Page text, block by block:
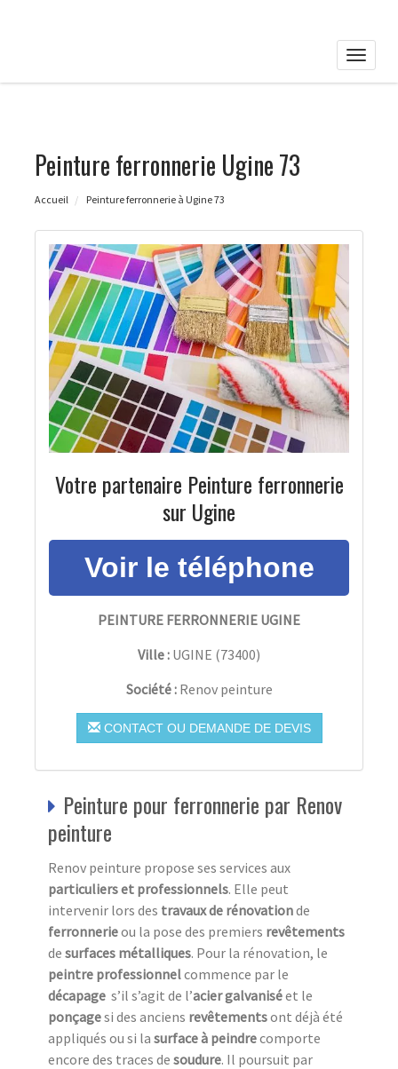
Toggle
Peinture ferronnerie Ugine 73
Accueil Peinture ferronnerie à Ugine 73
Votre partenaire Peinture ferronnerie
sur Ugine
PEINTURE FERRONNERIE UGINE
Ville : UGINE (73400)
Société : Renov peinture
CONTACT OU DEMANDE DE DEVIS
Peinture pour ferronnerie par Renov
peinture
Renov peinture propose ses services aux
particuliers et professionnels. Elle peut
intervenir lors des travaux de rénovationde
ferronnerieou la pose des premiers revêtements
de surfaces métalliques. Pour la rénovation, le
peintre professionnelcommence par le
décapage s’il s’agit de l’acier galvaniséet le
ponçagesi des anciens revêtementsont déjà été
appliqués ou si la surface à peindrecomporte
encore des traces de soudure. Il poursuit par